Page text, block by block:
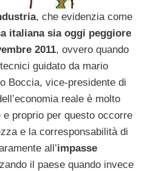
, che evidenzia come
italiana sia oggi peggiore
2011, ovvero quando
guidato da mario
Boccia, vice-presidente di
reale è molto
e proprio per questo occorre
e la corresponsabilità di
all’impasse
il paese quando invece